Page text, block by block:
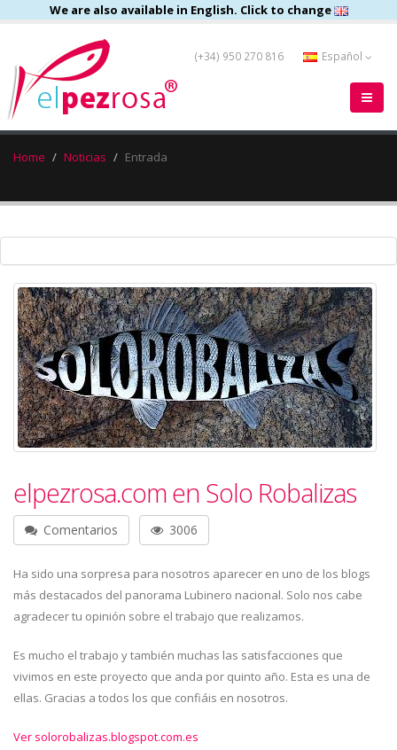
We are also available in English. Click to change
(+34) 950 270 816 Español
Home Noticias Entrada
elpezrosa.com en Solo Robalizas
Comentarios 3006
Ha sido una sorpresa para nosotros aparecer en uno de los blogs
más destacados del panorama Lubinero nacional. Solo nos cabe
agradecer tu opinión sobre el trabajo que realizamos.
Es mucho el trabajo y también muchas las satisfacciones que
vivimos en este proyecto que anda por quinto año. Esta es una de
ellas. Gracias a todos los que confiáis en nosotros.
Ver solorobalizas.blogspot.com.es